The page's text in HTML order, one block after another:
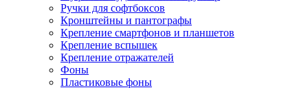
Ручки для софтбоксов
Кронштейны и пантографы
Крепление смартфонов и планшетов
Крепление вспышек
Крепление отражателей
Фоны
Пластиковые фоны